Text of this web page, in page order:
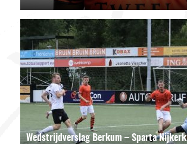
Wedstrijdverslag Berkum – Sparta Nijkerk